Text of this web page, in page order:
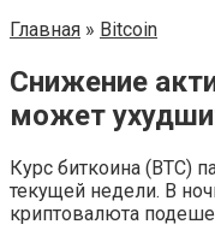
Главная » Bitcoin
Снижение
может
Курс биткоина (BTC)
текущей недели. В
криптовалюта